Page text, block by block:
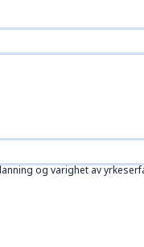
og varighet av